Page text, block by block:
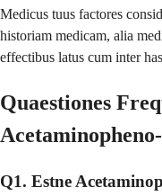
Medicus tuus factores
historiam medicam, alia
effectibus latus cum inter
Quaestiones
Q1. Estne